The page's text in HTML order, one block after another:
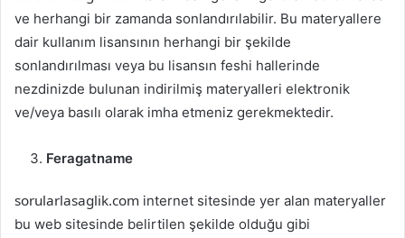
ve herhangi bir zamanda sonlandırılabilir. Bu materyallere
dair kullanım lisansının herhangi bir şekilde
sonlandırılması veya bu lisansın feshi hallerinde
nezdinizde bulunan indirilmiş materyalleri elektronik
ve/veya basılı olarak imha etmeniz gerekmektedir.
Feragatname
sorularlasaglik.com internet sitesinde yer alan materyaller
bu web sitesinde belirtilen şekilde olduğu gibi